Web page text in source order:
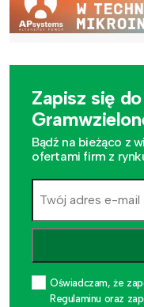
Zapisz się
Bądź na bieżąco z
ofertami firm z
Oświadczam, że
Regulaminu oraz